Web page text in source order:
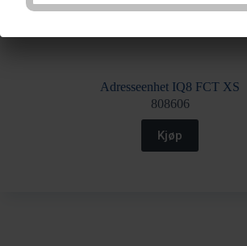
Adresseenhet IQ8 FCT XS
808606
Kjøp